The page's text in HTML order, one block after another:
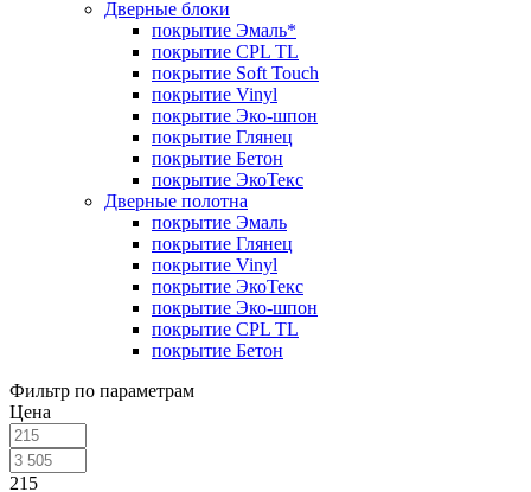
Дверные блоки
покрытие Эмаль*
покрытие CPL TL
покрытие Soft Touch
покрытие Vinyl
покрытие Эко-шпон
покрытие Глянец
покрытие Бетон
покрытие ЭкоТекс
Дверные полотна
покрытие Эмаль
покрытие Глянец
покрытие Vinyl
покрытие ЭкоТекс
покрытие Эко-шпон
покрытие CPL TL
покрытие Бетон
Фильтр по параметрам
Цена
215